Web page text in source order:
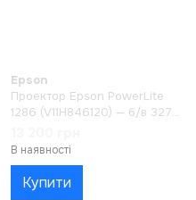
Epson
Проектор Epson PowerLite
1286 (V11H846120) — б/в 3272
В наявності
Купити